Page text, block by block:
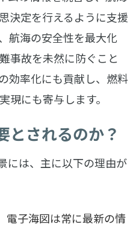
決定を行えるように支援
航海の安全性を最大化
事故を未然に防ぐこと
効率化にも貢献し、燃料
現にも寄与します。
とされるのか？
には、主に以下の理由が
電子海図は常に最新の情